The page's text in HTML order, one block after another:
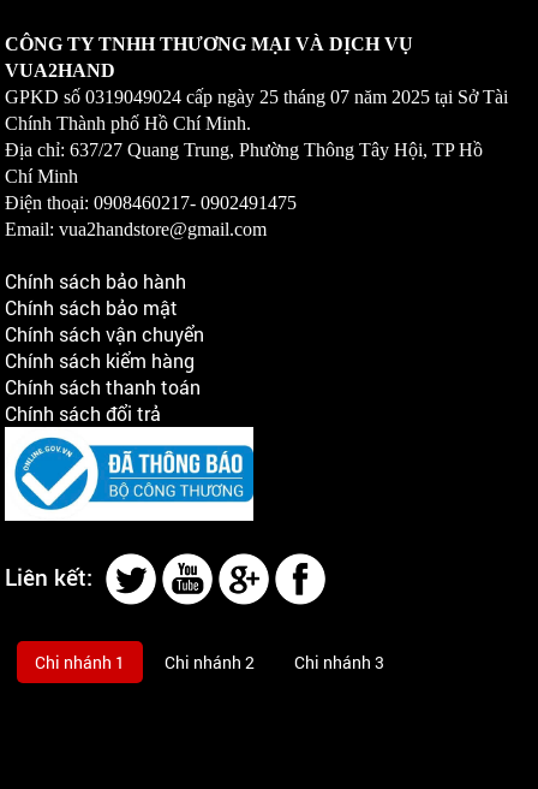
CÔNG TY TNHH THƯƠNG MẠI VÀ DỊCH VỤ
VUA2HAND
GPKD số0319049024 cấp ngày 25 tháng 07 năm 2025 tại Sở Tài
Chính Thành phố Hồ Chí Minh.
Địa chỉ: 637/27 Quang Trung, Phường Thông Tây Hội, TP Hồ
Chí Minh
Điện thoại: 0908460217-0902491475
Email: vua2handstore@gmail.com
Chính sách bảo hành
Chính sách bảo mật
Chính sách vận chuyển
Chính sách kiểm hàng
Chính sách thanh toán
Chính sách đổi trả
Liên kết:
Chi nhánh 1 Chi nhánh 2 Chi nhánh 3